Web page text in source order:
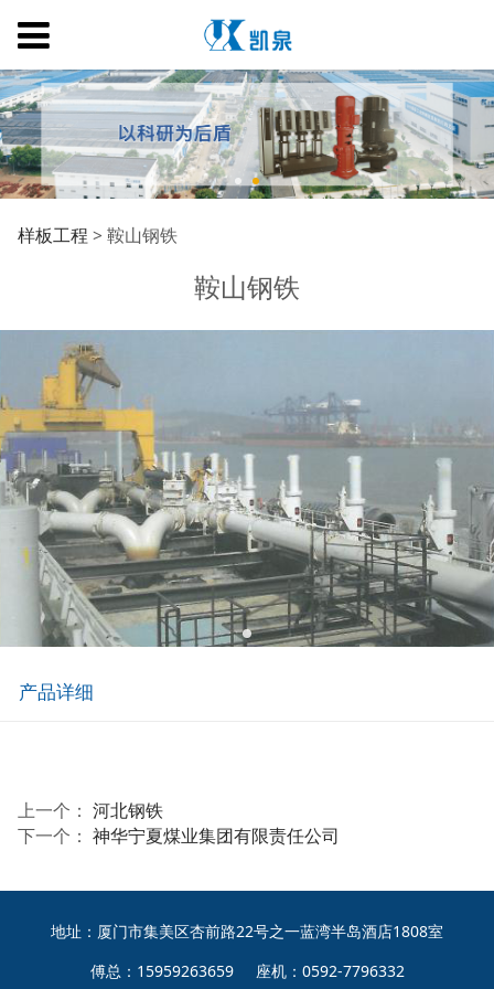
鞍山钢铁
样板工程> 鞍山钢铁
鞍山钢铁
产品详细
上一个： 河北钢铁
下一个： 神华宁夏煤业集团有限责任公司
地址：厦门市集美区杏前路22号之一蓝湾半岛酒店1808室
傅总：15959263659 座机：0592-7796332